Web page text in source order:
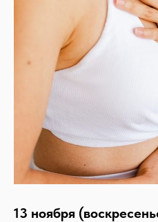
13 ноября